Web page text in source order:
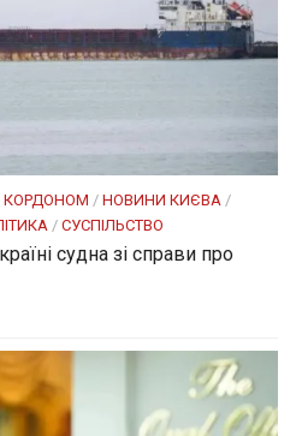
КОРДОНОМ / НОВИНИ КИЄВА /
/ СУСПІЛЬСТВО
судна зі справи про